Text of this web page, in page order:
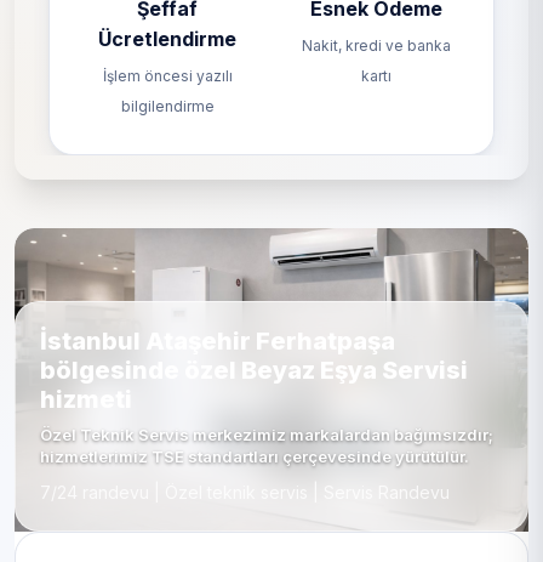
Şeffaf
Ücretlendirme
İşlem öncesi yazılı
bilgilendirme
Esnek Ödeme
Nakit, kredi ve banka
kartı
İstanbul Ataşehir Ferhatpaşa
bölgesinde özel Beyaz Eşya Servisi
hizmeti
Özel Teknik Servis merkezimiz markalardan bağımsızdır;
hizmetlerimiz TSE standartları çerçevesinde yürütülür.
7/24 randevu | Özel teknik servis | Servis Randevu